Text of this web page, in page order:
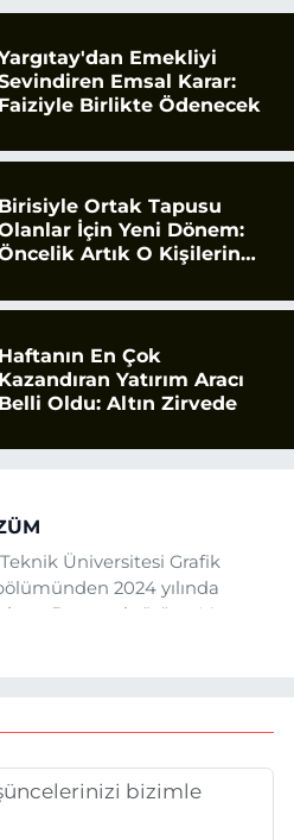
Emekliyi
Emsal Karar:
Faiziyle Birlikte Ödenecek
Birisiyle Ortak Tapusu
İçin Yeni Dönem:
Artık O Kişilerin
Haftanın En Çok
Kazandıran Yatırım Aracı
Belli Oldu: Altın Zirvede
Üniversitesi Grafik
2024 yılında
Basın sektörüne Mayıs
Haber Ajansı ile adım
hedefliyorum.